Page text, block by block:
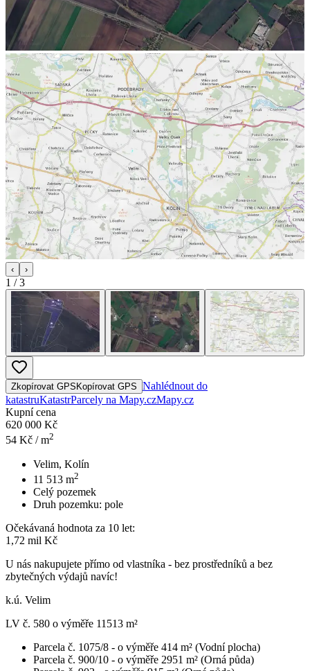
‹ ›
1 /3
Zkopírovat GPS Kopírovat GPS Nahlédnout do
katastruKatastrParcely na Mapy.czMapy.cz
Kupní cena
620 000 Kč
54 Kč / m2
Velim, Kolín
11 513 m2
Celý pozemek
Druh pozemku: pole
Očekávaná hodnota za 10 let:
1,72 mil Kč
U nás nakupujete přímo od vlastníka - bez prostředníků a bez
zbytečných výdajů navíc!
k.ú. Velim
LV č. 580 o výměře 11513 m²
Parcela č. 1075/8 - o výměře 414 m² (Vodní plocha)
Parcela č. 900/10 - o výměře 2951 m² (Orná půda)